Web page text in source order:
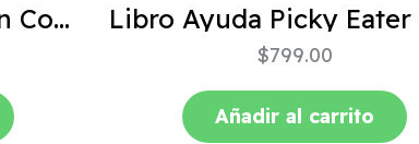
ABC de la Alimentación Complementaria 4ta edición
$799.00
Añadir al carrito